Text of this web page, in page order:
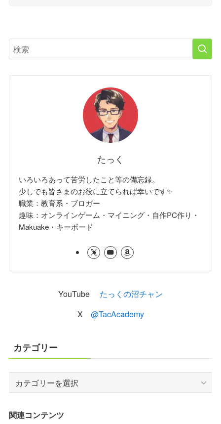
たっく
いろいろあって苦労したこと等の備忘録。
少しでも皆さまのお役に立てられば幸いです✨
職業：教育系・ブロガー
趣味：オンラインゲーム・マイニング・自作PC作り・
Makuake・キーボード
YouTube たっくの沼チャン
X @TacAcademy
カテゴリー
テ
リ
関連コンテンツ